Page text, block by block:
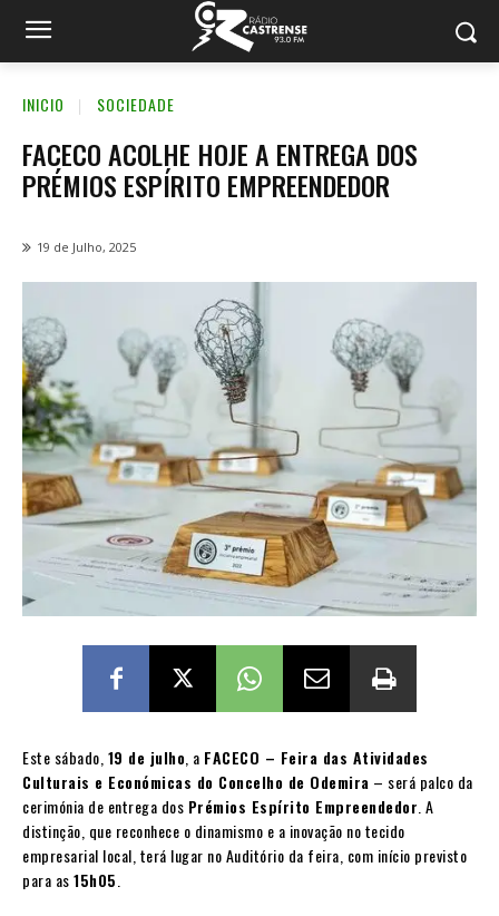
INICIO SOCIEDADE
FACECO ACOLHE HOJE A ENTREGA DOS
PRÉMIOS ESPÍRITO EMPREENDEDOR
19 de Julho, 2025
Este sábado, 19 de julho , a FACECO – Feira das Atividades
Culturais e Económicas do Concelho de Odemira – será palco da
cerimónia de entrega dos Prémios Espírito Empreendedor . A
distinção, que reconhece o dinamismo e a inovação no tecido
empresarial local, terá lugar no Auditório da feira, com início previsto
para as15h05